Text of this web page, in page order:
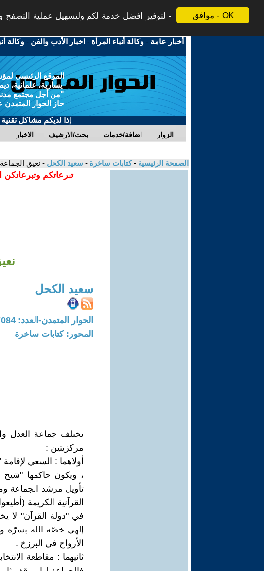
موافق - OK
لتوفير افضل خدمة لكم ولتسهيل عملية التصفح
أخبار عامة -وكالة أنباء المرأة - اخبار الأدب والفن -وكالة
الموقع الرئيسي
يسارية، علمانية،
"من أجل مجتمع
حاز الحوار المتمدن
إذا لديكم مشاكل
الاخبار بحث/الارشيف اضافة/خدمات الزوار
الصفحة الرئيسية -كتابات ساخرة - سعيد الكحل - نعيق
تبرعاتكم
سعيد الكحل
الحوار المتمدن-العدد: 7084 - 2021 / 11 / 22 - 15:13
المحور: كتابات ساخرة
تختلف جماعة العدل
مركزيتين :
أولاهما : السعي
، ويكون حاكمها
تأويل مرشد الجماعة
القرآنية الكريمة
في "دولة القرآن" لا
إلهي خصّه الله بسرّه
الأرواح في البرزخ .
ثانيهما : مقاطعة